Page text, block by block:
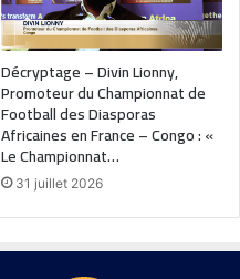
Décryptage – Divin Lionny,
Promoteur du Championnat de
Football des Diasporas
Africaines en France – Congo : «
Le Championnat…
31 juillet 2026